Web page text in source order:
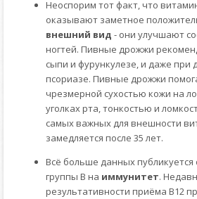
Неоспорим тот факт, что
оказывают заметное
внешний вид - они улучшают
ногтей. Пивные дрожжи
сыпи и фурункулезе, и даже при
псориазе. Пивные дрожжи
чрезмерной сухостью кожи на
уголках рта, тонкостью и
самых важных для внешности
замедляется после 35 лет.
Всё больше данных
группы В на иммунитет.
результативности приёма B12